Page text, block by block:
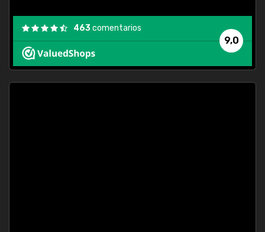
9,0
463comentarios